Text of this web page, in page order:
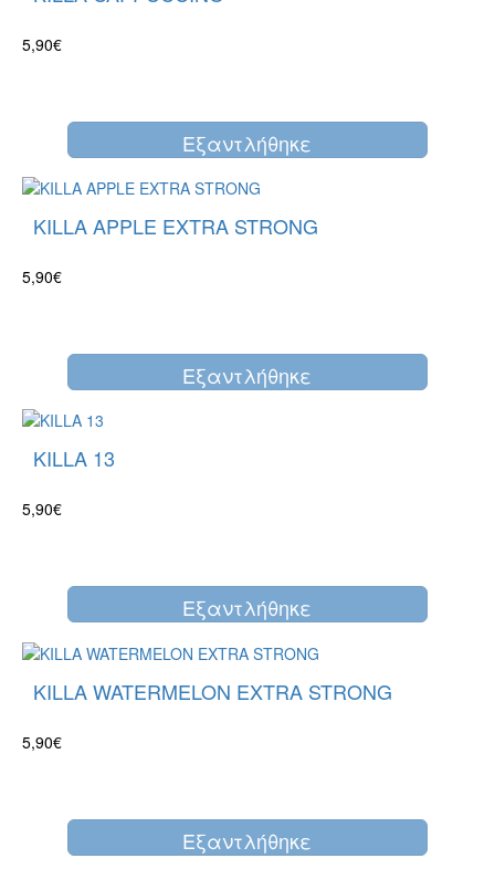
5,90€
Eξαντλήθηκε
KILLA APPLE EXTRA STRONG
5,90€
Eξαντλήθηκε
KILLA 13
5,90€
Eξαντλήθηκε
KILLA WATERMELON EXTRA STRONG
5,90€
Eξαντλήθηκε